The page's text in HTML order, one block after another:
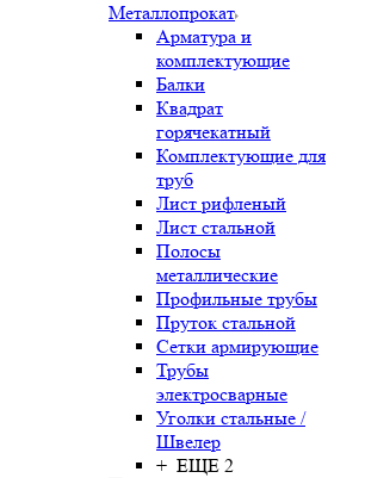
Металлопрокат
Арматура и
комплектующие
Балки
Квадрат
горячекатный
Комплектующие для
труб
Лист рифленый
Лист стальной
Полосы
металлические
Профильные трубы
Пруток стальной
Сетки армирующие
Трубы
электросварные
Уголки стальные /
Швелер
+ ЕЩЕ 2